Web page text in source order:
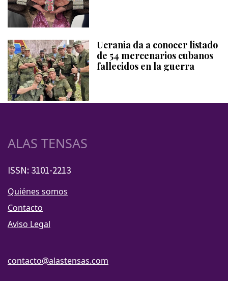
Ucrania da a conocer listado
de 54 mercenarios cubanos
fallecidos en la guerra
ALAS TENSAS
ISSN: 3101-2213
Quiénes somos
Contacto
Aviso Legal
contacto@alastensas.com